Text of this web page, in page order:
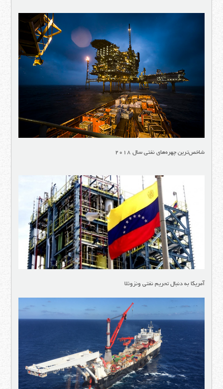
شاخص‌ترین چهره‌های نفتی سال ۲۰۱۸
آمریکا به دنبال تحریم نفتی ونزوئلا